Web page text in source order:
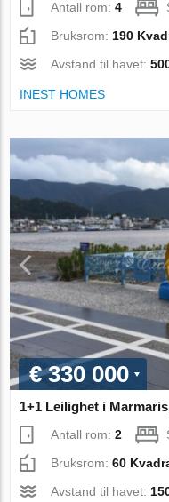
Antall rom:4
Bruksrom: 190
Avstand til havet:
INEST HOMES
€ 330 000
1+1 Leilighet i
Antall rom:2
Bruksrom:60
Avstand til havet: